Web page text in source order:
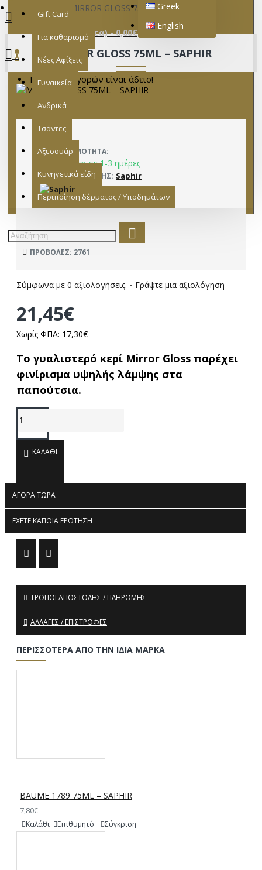
Greek
English
0 προϊόν(τα) - 0,00€
0
Το καλάθι αγορών είναι άδειο!
Gift Card
Για καθαρισμό
Νέες Αφίξεις
Γυναικεία
Ανδρικά
Τσάντες
Αξεσουάρ
Κυνηγετικά είδη
Περιποίηση δέρματος / Υποδημάτων
MIRROR GLOSS 75ML – SAPHIR
MIRROR GLOSS 75ML – SAPHIR
ΔΙΑΘΕΣΙΜΌΤΗΤΑ:
Παράδοση σε 1-3 ημέρες
ΚΑΤΑΣΚΕΥΑΣΤΉΣ: Saphir
ΜΟΝΤΈΛΟ: 15200020
ΠΡΟΒΟΛΈΣ: 2761
Σύμφωνα με 0 αξιολογήσεις. - Γράψτε μια αξιολόγηση
21,45€
Χωρίς ΦΠΑ: 17,30€
Το γυαλιστερό κερί Mirror Gloss παρέχει
φινίρισμα υψηλής λάμψης στα
παπούτσια.
ΚΑΛΆΘΙ
ΑΓΟΡΆ ΤΏΡΑ
ΈΧΕΤΕ ΚΆΠΟΙΑ ΕΡΏΤΗΣΗ
ΤΡΌΠΟΙ ΑΠΟΣΤΟΛΉΣ / ΠΛΗΡΩΜΉΣ
ΑΛΛΑΓΈΣ / ΕΠΙΣΤΡΟΦΈΣ
ΠΕΡΙΣΣΌΤΕΡΑ ΑΠΌ ΤΗΝ ΊΔΙΑ ΜΆΡΚΑ
BAUME 1789 75ML – SAPHIR
7,80€
Καλάθι Επιθυμητό Σύγκριση